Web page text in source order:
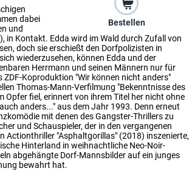
Bestellen
dabei
und
in Kontakt. Edda wird im Wald durch Zufall von
doch sie erschießt den Dorfpolizisten in
wiederzusehen, können Edda und der
Herrmann und seinen Männern nur für
ZDF-Koproduktion "Wir können nicht anders"
Thomas-Mann-Verfilmung "Bekenntnisse des
Opfer fiel, erinnert von ihrem Titel her nicht ohne
anders..." aus dem Jahr 1993. Denn erneut
mit denen des Gangster-Thrillers zu
und Schauspieler, der in den vergangenen
Actionthriller "Asphaltgorillas" (2018) inszenierte,
Hinterland in weihnachtliche Neo-Noir-
abgehängte Dorf-Mannsbilder auf ein junges
bewahrt hat.